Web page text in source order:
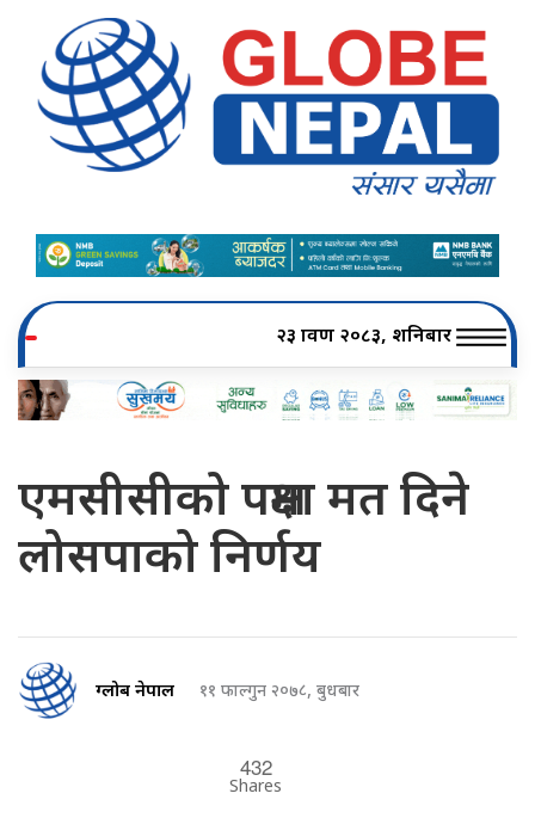
२३ श्रावण २०८३, शनिबार
एमसीसीको पक्षमा मत दिने
लोसपाको निर्णय
ग्लोब नेपाल ११ फाल्गुन २०७८, बुधबार
432
Shares